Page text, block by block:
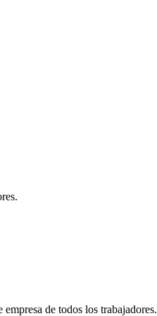
de todos los trabajadores.